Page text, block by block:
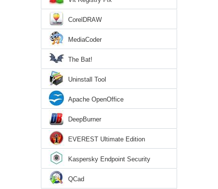
CorelDRAW
MediaCoder
The Bat!
Uninstall Tool
Apache OpenOffice
DeepBurner
EVEREST Ultimate Edition
Kaspersky Endpoint Security
QCad